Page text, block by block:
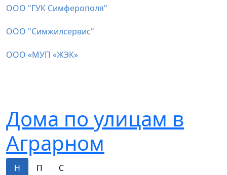
ООО "ГУК Симферополя"
ООО "Симжилсервис"
ООО «МУП «ЖЭК»
Дома по улицам в
Аграрном
Н П С